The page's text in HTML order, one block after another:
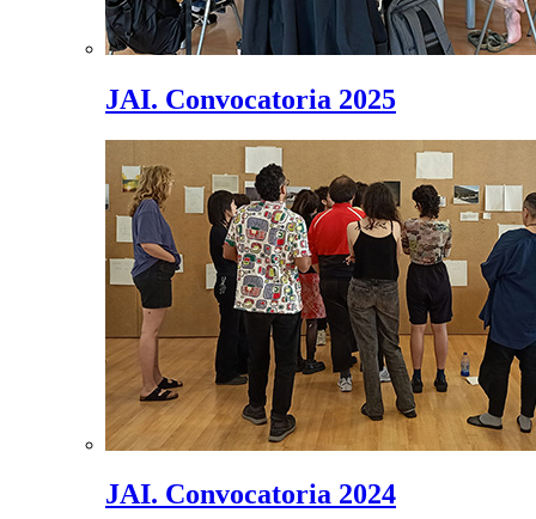
JAI. Convocatoria 2025
JAI. Convocatoria 2024